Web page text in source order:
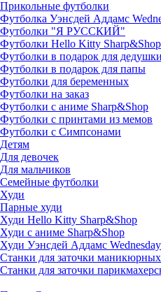
Прикольные футболки
Футболка Уэнсдей Аддамс
Футболки "Я РУССКИЙ"
Футболки Hello Kitty Sharp&Shop
Футболки в подарок для дедушки
Футболки в подарок для папы
Футболки для беременных
Футболки на заказ
Футболки с аниме Sharp&Shop
Футболки с принтами из мемов
Футболки с Симпсонами
Детям
Для девочек
Для мальчиков
Семейные футболки
Худи
Парные худи
Худи Hello Kitty Sharp&Shop
Худи с аниме Sharp&Shop
Худи Уэнсдей Аддамс
Станки для заточки
Станки для заточки